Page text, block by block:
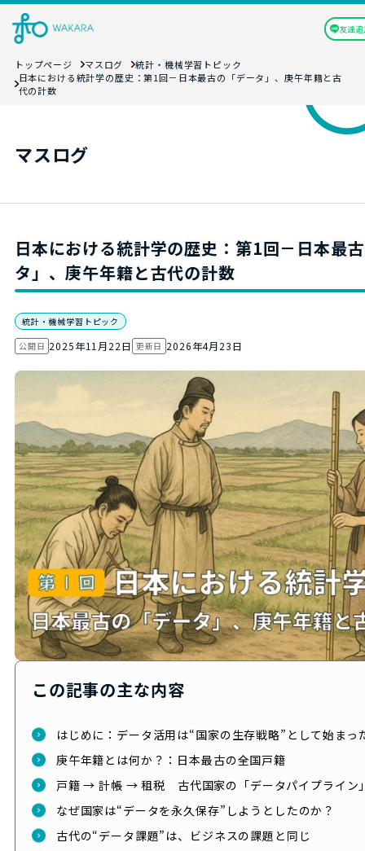
友達
トップページ マスログ
統計・機械学習トピック
日本における統計学の歴史：第1回－日本最古の「データ」、庚午年籍と古
代の計数
マスログ
日本における統計学の歴史：第1回－日本最
タ」、庚午年籍と古代の計数
統計・機械学習トピック
公開日 2025年11月22日 更新日 2026年4月23日
この記事の主な内容
はじめに：データ活用は“国家の生存戦略”として始まっ
庚午年籍とは何か？：日本最古の全国戸籍
戸籍 → 計帳 → 租税 古代国家の「データパイプライン
なぜ国家は“データを永久保存”しようとしたのか？
古代の“データ課題”は、ビジネスの課題と同じ